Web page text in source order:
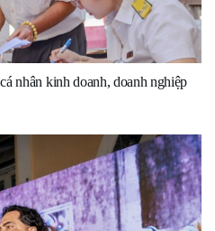
nhân kinh doanh, doanh nghiệp